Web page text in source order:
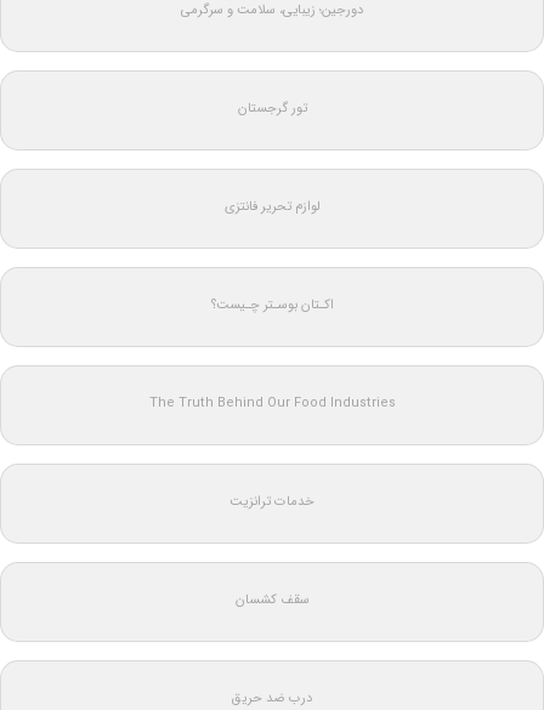
دورجین؛ زیبایی، سلامت و سرگرمی
تور گرجستان
لوازم تحریر فانتزی
اکـتان بوسـتر چـیست؟
The Truth Behind Our Food Industries
خدمات ترانزیت
سقف کشسان
درب ضد حریق